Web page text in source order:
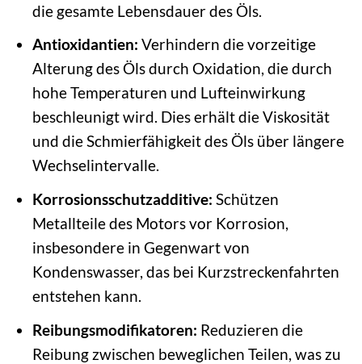
die gesamte Lebensdauer des Öls.
Antioxidantien: Verhindern die vorzeitige
Alterung des Öls durch Oxidation, die durch
hohe Temperaturen und Lufteinwirkung
beschleunigt wird. Dies erhält die Viskosität
und die Schmierfähigkeit des Öls über längere
Wechselintervalle.
Korrosionsschutzadditive: Schützen
Metallteile des Motors vor Korrosion,
insbesondere in Gegenwart von
Kondenswasser, das bei Kurzstreckenfahrten
entstehen kann.
Reibungsmodifikatoren: Reduzieren die
Reibung zwischen beweglichen Teilen, was zu